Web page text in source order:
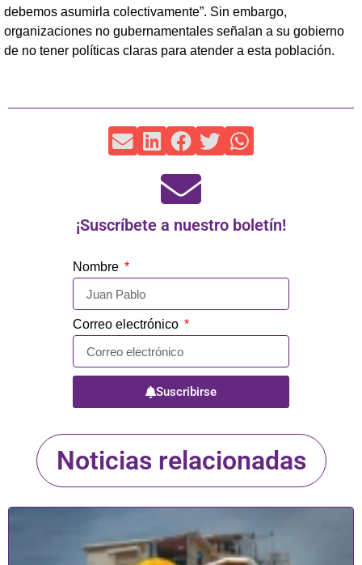
debemos asumirla colectivamente”. Sin embargo,
organizaciones no gubernamentales señalan a su gobierno
de no tener políticas claras para atender a esta población.
¡Suscríbete a nuestro boletín!
Nombre
Correo electrónico
Suscribirse
Noticias relacionadas